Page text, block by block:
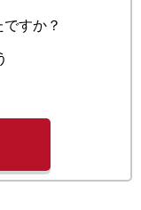
すか？